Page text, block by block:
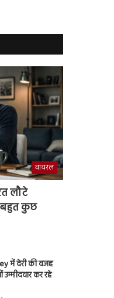
वायरल
लौटे
बहुत कुछ
में देरी की वजह
कर रहे